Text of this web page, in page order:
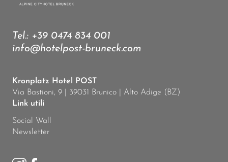
Tel.: +39 0474 834 001
info@hotelpost-bruneck.com
Kronplatz Hotel POST
Via Bastioni, 9 | 39031 Brunico | Alto Adige (BZ)
Link utili
Social Wall
Newsletter